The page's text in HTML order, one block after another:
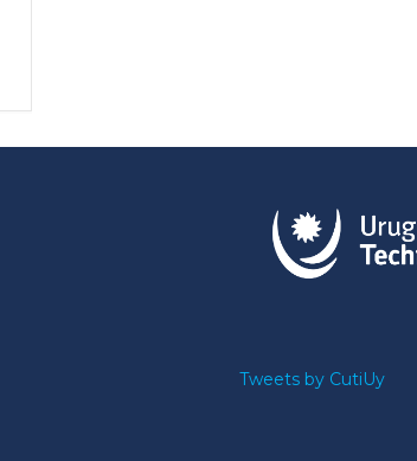
Tweets by CutiUy